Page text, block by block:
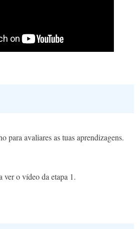
para avaliares as tuas aprendizagens.
ver o vídeo da etapa 1.